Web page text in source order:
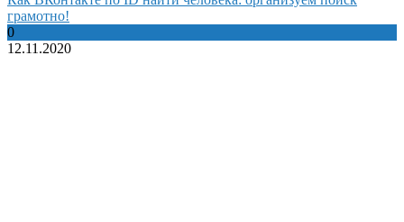
грамотно!
0
12.11.2020